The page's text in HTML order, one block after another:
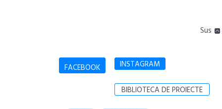
Sus
FACEBOOK INSTAGRAM
BIBLIOTECA DE PROIECTE